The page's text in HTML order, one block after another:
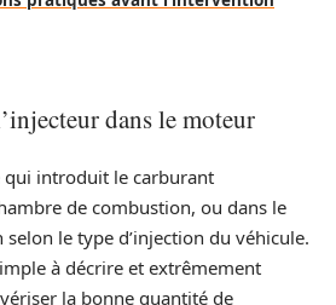
dans le moteur
qui introduit le carburant
de combustion, ou dans le
selon le type d’injection du véhicule.
à décrire et extrêmement
la bonne quantité de